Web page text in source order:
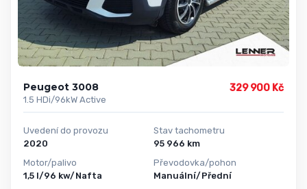
Peugeot 3008
1.5 HDi/96kW Active
329 900 Kč
Uvedení do provozu
2020
Motor/palivo
1,5 l/96 kw/Nafta
Stav tachometru
95 966 km
Převodovka/pohon
Manuální/Přední